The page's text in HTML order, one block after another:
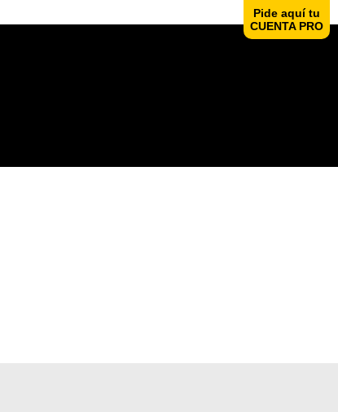
Pide aquí tu
CUENTA PRO